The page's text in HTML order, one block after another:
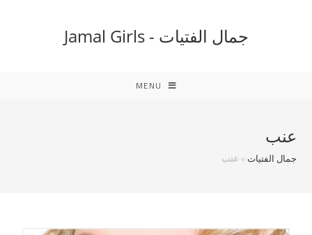
جمال الفتيات - Jamal Girls
MENU
عنب
جمال الفتيات» عنب